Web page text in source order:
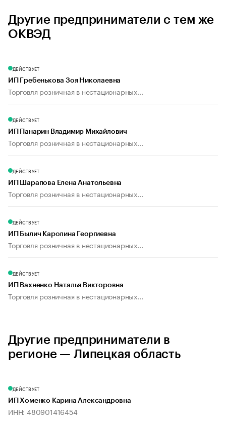
Другие предприниматели с тем же
ОКВЭД
ДЕЙСТВУЕТ
ИП Гребенькова Зоя Николаевна
Торговля розничная в нестационарных...
ДЕЙСТВУЕТ
ИП Панарин Владимир Михайлович
Торговля розничная в нестационарных...
ДЕЙСТВУЕТ
ИП Шарапова Елена Анатольевна
Торговля розничная в нестационарных...
ДЕЙСТВУЕТ
ИП Былич Каролина Георгиевна
Торговля розничная в нестационарных...
ДЕЙСТВУЕТ
ИП Вахненко Наталья Викторовна
Торговля розничная в нестационарных...
Другие предприниматели в
регионе — Липецкая область
ДЕЙСТВУЕТ
ИП Хоменко Карина Александровна
ИНН: 480901416454